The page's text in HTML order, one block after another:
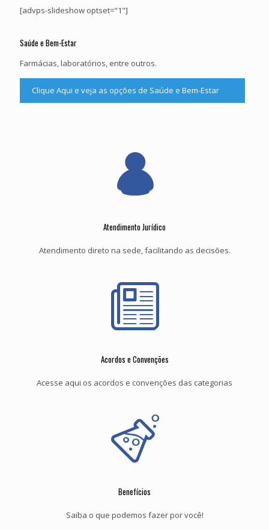
[advps-slideshow optset="1"]
Saúde e Bem-Estar
Farmácias, laboratórios, entre outros.
Clique Aqui e veja as opções de Saúde e Bem-Estar
Atendimento Jurídico
Atendimento direto na sede, facilitando as decisões.
Acordos e Convenções
Acesse aqui os acordos e convenções das categorias
Benefícios
Saiba o que podemos fazer por você!